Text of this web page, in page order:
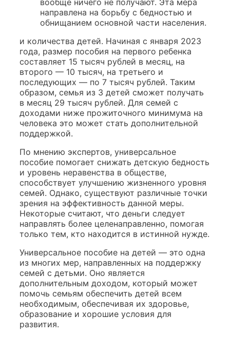
направлена на борьбу с бедностью и
обнищанием основной части населения.
и количества детей. Начиная с января 2023
года, размер пособия на первого ребенка
составляет 15 тысяч рублей в месяц, на
второго — 10 тысяч, на третьего и
последующих — по 7 тысяч рублей. Таким
образом, семья из 3 детей сможет получать
в месяц 29 тысяч рублей. Для семей с
доходами ниже прожиточного минимума на
человека это может стать дополнительной
поддержкой.
По мнению экспертов, универсальное
пособие помогает снижать детскую бедность
и уровень неравенства в обществе,
способствует улучшению жизненного уровня
семей. Однако, существуют различные точки
зрения на эффективность данной меры.
Некоторые считают, что деньги следует
направлять более целенаправленно, помогая
только тем, кто находится в истинной нужде.
Универсальное пособие на детей — это одна
из многих мер, направленных на поддержку
семей с детьми. Оно является
дополнительным доходом, который может
помочь семьям обеспечить детей всем
необходимым, обеспечивая их здоровье,
образование и хорошие условия для
развития.